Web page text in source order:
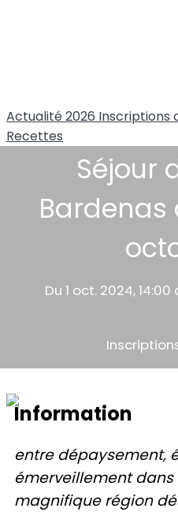
Actualité 2026 Inscriptions
Recettes
Séjour
Bardenas
Du 1 oct. 2024,
Information
entre dépaysement,
émerveillement
magnifique région